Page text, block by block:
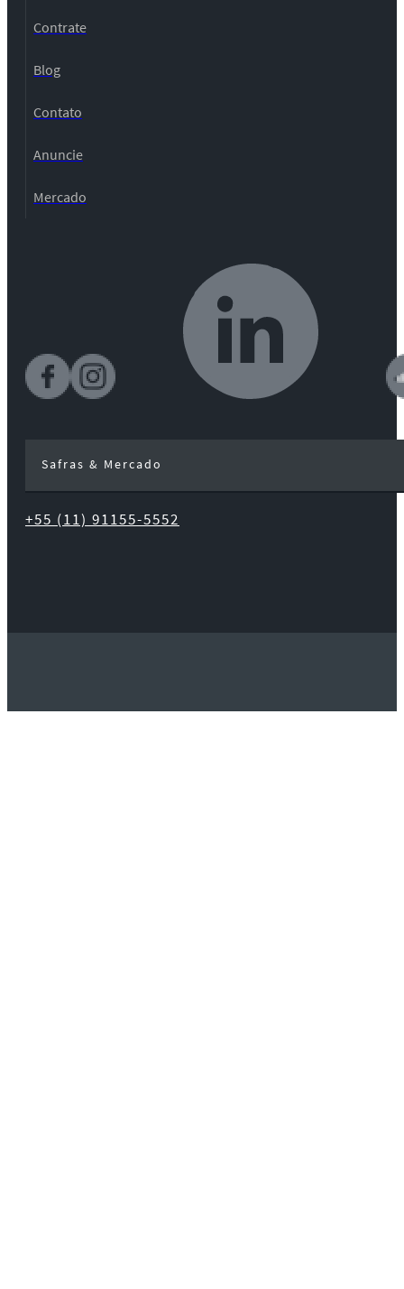
Contrate
Blog
Contato
Anuncie
Mercado
Safras & Mercado
+55 (11) 91155-5552